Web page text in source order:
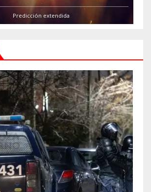
Predicción extendida